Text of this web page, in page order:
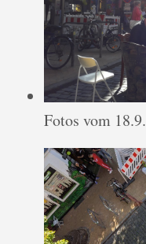
Fotos vom 18.9.